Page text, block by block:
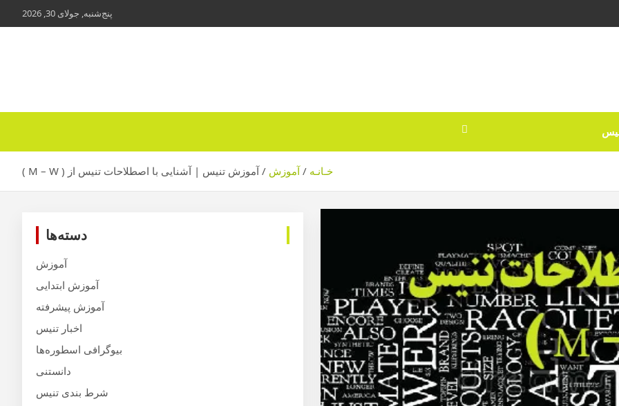
پنج‌شنبه, جولای 30, 2026
خـانـه آموزش آموزش تنیس | آشنایی با اصطلاحات تنیس از ( M – W )
دسته‌ها
آموزش
آموزش ابتدایی
آموزش پیشرفته
اخبار تنیس
بیوگرافی اسطوره‌ها
دانستنی
شرط بندی تنیس